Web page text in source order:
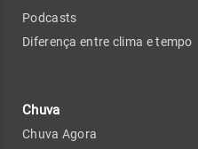
Podcasts
Diferença entre clima e tempo
Chuva
Chuva Agora